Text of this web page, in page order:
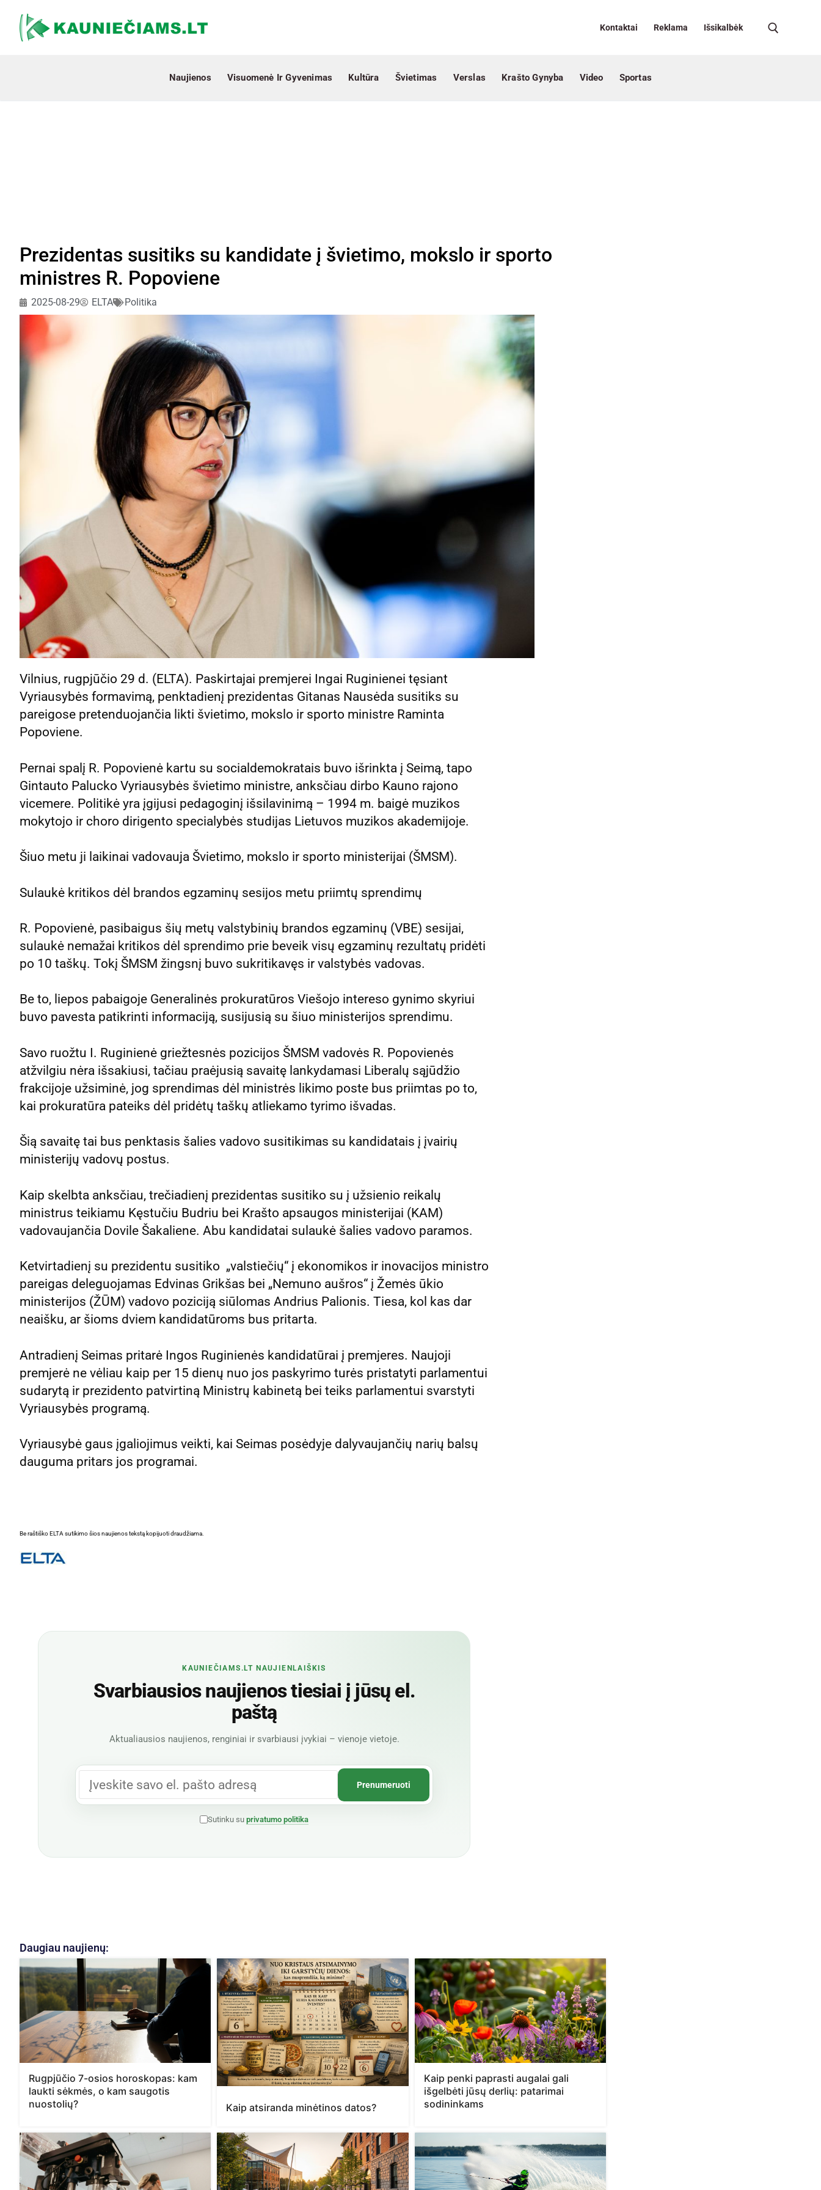
Kontaktai Reklama Išsikalbėk
Naujienos Visuomenė Ir Gyvenimas Kultūra Švietimas Verslas Krašto Gynyba Video Sportas
Prezidentas susitiks su kandidate į švietimo, mokslo ir sporto
ministres R. Popoviene
2025-08-29 ELTA Politika
Vilnius, rugpjūčio 29 d. (ELTA). Paskirtajai premjerei Ingai Ruginienei tęsiant
Vyriausybės formavimą, penktadienį prezidentas Gitanas Nausėda susitiks su
pareigose pretenduojančia likti švietimo, mokslo ir sporto ministre Raminta
Popoviene.
Pernai spalį R. Popovienė kartu su socialdemokratais buvo išrinkta į Seimą, tapo
Gintauto Palucko Vyriausybės švietimo ministre, anksčiau dirbo Kauno rajono
vicemere. Politikė yra įgijusi pedagoginį išsilavinimą – 1994 m. baigė muzikos
mokytojo ir choro dirigento specialybės studijas Lietuvos muzikos akademijoje.
Šiuo metu ji laikinai vadovauja Švietimo, mokslo ir sporto ministerijai (ŠMSM).
Sulaukė kritikos dėl brandos egzaminų sesijos metu priimtų sprendimų
R. Popovienė, pasibaigus šių metų valstybinių brandos egzaminų (VBE) sesijai,
sulaukė nemažai kritikos dėl sprendimo prie beveik visų egzaminų rezultatų pridėti
po 10 taškų. Tokį ŠMSM žingsnį buvo sukritikavęs ir valstybės vadovas.
Be to, liepos pabaigoje Generalinės prokuratūros Viešojo intereso gynimo skyriui
buvo pavesta patikrinti informaciją, susijusią su šiuo ministerijos sprendimu.
Savo ruožtu I. Ruginienė griežtesnės pozicijos ŠMSM vadovės R. Popovienės
atžvilgiu nėra išsakiusi, tačiau praėjusią savaitę lankydamasi Liberalų sąjūdžio
frakcijoje užsiminė, jog sprendimas dėl ministrės likimo poste bus priimtas po to,
kai prokuratūra pateiks dėl pridėtų taškų atliekamo tyrimo išvadas.
Šią savaitę tai bus penktasis šalies vadovo susitikimas su kandidatais į įvairių
ministerijų vadovų postus.
Kaip skelbta anksčiau, trečiadienį prezidentas susitiko su į užsienio reikalų
ministrus teikiamu Kęstučiu Budriu bei Krašto apsaugos ministerijai (KAM)
vadovaujančia Dovile Šakaliene. Abu kandidatai sulaukė šalies vadovo paramos.
Ketvirtadienį su prezidentu susitiko „valstiečių“ į ekonomikos ir inovacijos ministro
pareigas deleguojamas Edvinas Grikšas bei „Nemuno aušros“ į Žemės ūkio
ministerijos (ŽŪM) vadovo poziciją siūlomas Andrius Palionis. Tiesa, kol kas dar
neaišku, ar šioms dviem kandidatūroms bus pritarta.
Antradienį Seimas pritarė Ingos Ruginienės kandidatūrai į premjeres. Naujoji
premjerė ne vėliau kaip per 15 dienų nuo jos paskyrimo turės pristatyti parlamentui
sudarytą ir prezidento patvirtiną Ministrų kabinetą bei teiks parlamentui svarstyti
Vyriausybės programą.
Vyriausybė gaus įgaliojimus veikti, kai Seimas posėdyje dalyvaujančių narių balsų
dauguma pritars jos programai.
Be raštiško ELTA sutikimo šios naujienos tekstą kopijuoti draudžiama.
KAUNIEČIAMS.LT NAUJIENLAIŠKIS
Svarbiausios naujienos tiesiai į jūsų el.
paštą
Aktualiausios naujienos, renginiai ir svarbiausi įvykiai – vienoje vietoje.
Sutinku su privatumo politika
Daugiau naujienų:
Rugpjūčio 7-osios horoskopas: kam
laukti sėkmės, o kam saugotis
nuostolių?
Kaip atsiranda minėtinos datos?
Kaip penki paprasti augalai gali
išgelbėti jūsų derlių: patarimai
sodininkams